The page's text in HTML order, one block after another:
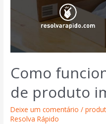
Como
de produto
Deixe um comentário /
Resolva Rápido